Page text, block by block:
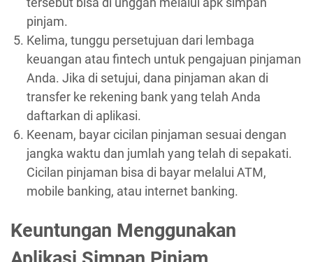
pinjam.
Kelima, tunggu persetujuan dari lembaga
keuangan atau fintech untuk pengajuan pinjaman
Anda. Jika di setujui, dana pinjaman akan di
transfer ke rekening bank yang telah Anda
daftarkan di aplikasi.
Keenam, bayar cicilan pinjaman sesuai dengan
jangka waktu dan jumlah yang telah di sepakati.
Cicilan pinjaman bisa di bayar melalui ATM,
mobile banking, atau internet banking.
Keuntungan Menggunakan